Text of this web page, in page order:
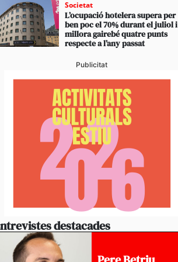
Societat
L’ocupació hotelera supera per
ben poc el 70% durant el juliol i
millora gairebé quatre punts
respecte a l’any passat
Publicitat
destacades